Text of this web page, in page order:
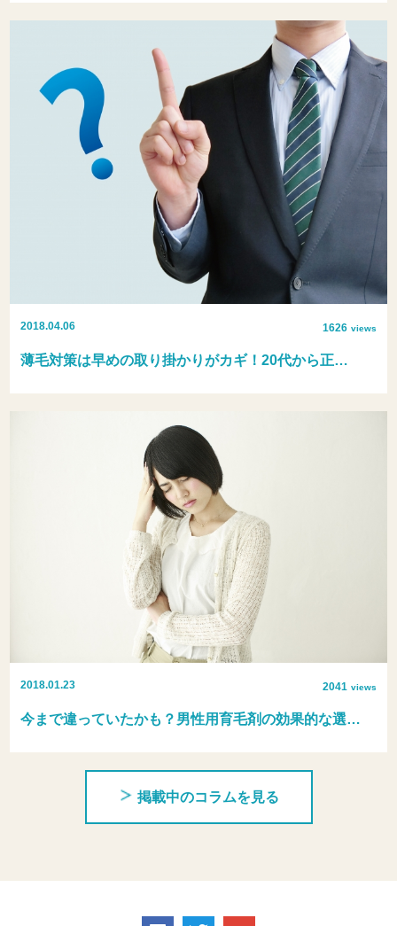
2018.04.06 1626 views
薄毛対策は早めの取り掛かりがカギ！20代から正…
2018.01.23 2041 views
今まで違っていたかも？男性用育毛剤の効果的な選…
掲載中のコラムを見る